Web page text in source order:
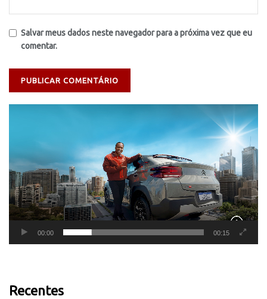
Salvar meus dados neste navegador para a próxima vez que eu
comentar.
00:00 00:15
Recentes